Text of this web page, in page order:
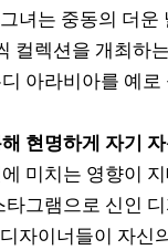
녀는 중동의 더운
컬렉션을 개최하
아라비아를 예로
현명하게 자기
미치는 영향이
타그램으로 신인
자이너들이 자신